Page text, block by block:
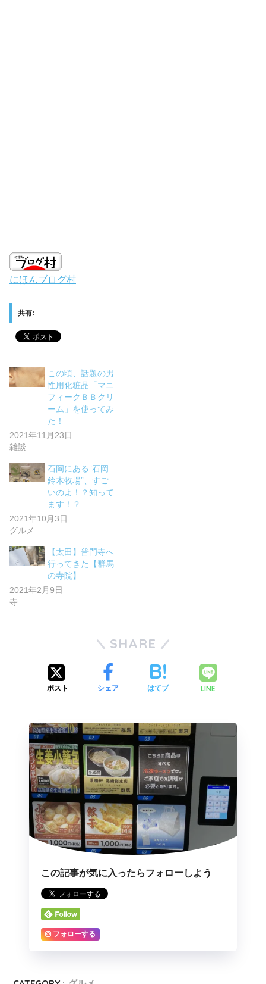
にほんブログ村
共有:
この頃、話題の男
性用化粧品「マニ
フィークＢＢクリ
ーム」を使ってみ
た！
2021年11月23日
雑談
石岡にある”石岡
鈴木牧場”、すご
いのよ！？知って
ます！？
2021年10月3日
グルメ
【太田】普門寺へ
行ってきた【群馬
の寺院】
2021年2月9日
寺
SHARE
ポスト シェア はてブ LINE
この記事が気に入ったらフォローしよう
フォローする